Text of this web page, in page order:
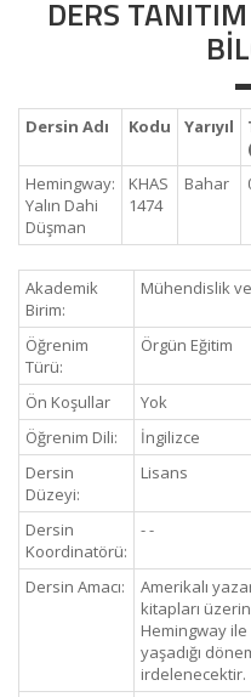
DERS
Dersin Adı Kodu Yarıyıl
Hemingway:
Yalın Dahi
Düşman
KHAS
1474
Bahar
Akademik
Birim:
Mühendislik
Öğrenim
Türü:
Örgün Eğitim
Ön Koşullar
Yok
Öğrenim Dili:
İngilizce
Dersin
Düzeyi:
Lisans
Dersin
Koordinatörü:
- -
Dersin Amacı:
Amerikalı
kitapları
Hemingway ile
yaşadığı
irdelenecektir.